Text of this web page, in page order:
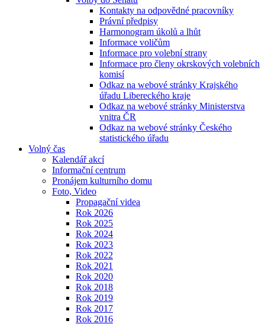
Kontakty na odpovědné pracovníky
Právní předpisy
Harmonogram úkolů a lhůt
Informace voličům
Informace pro volební strany
Informace pro členy okrskových volebních
komisí
Odkaz na webové stránky Krajského
úřadu Libereckého kraje
Odkaz na webové stránky Ministerstva
vnitra ČR
Odkaz na webové stránky Českého
statistického úřadu
Volný čas
Kalendář akcí
Informační centrum
Pronájem kulturního domu
Foto, Video
Propagační videa
Rok 2026
Rok 2025
Rok 2024
Rok 2023
Rok 2022
Rok 2021
Rok 2020
Rok 2018
Rok 2019
Rok 2017
Rok 2016